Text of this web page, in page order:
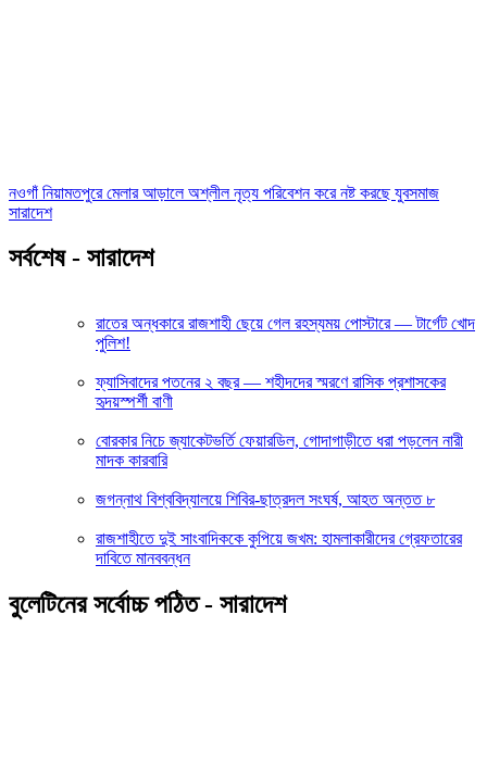
নওগাঁ নিয়ামতপুরে মেলার আড়ালে অশ্লীল নৃত্য পরিবেশন করে নষ্ট করছে যুবসমাজ
সারাদেশ
সর্বশেষ - সারাদেশ
রাতের অন্ধকারে রাজশাহী ছেয়ে গেল রহস্যময় পোস্টারে — টার্গেট খোদ
পুলিশ!
ফ্যাসিবাদের পতনের ২ বছর — শহীদদের স্মরণে রাসিক প্রশাসকের
হৃদয়স্পর্শী বাণী
বোরকার নিচে জ্যাকেটভর্তি ফেয়ারডিল, গোদাগাড়ীতে ধরা পড়লেন নারী
মাদক কারবারি
জগন্নাথ বিশ্ববিদ্যালয়ে শিবির-ছাত্রদল সংঘর্ষ, আহত অন্তত ৮
রাজশাহীতে দুই সাংবাদিককে কুপিয়ে জখম: হামলাকারীদের গ্রেফতারের
দাবিতে মানববন্ধন
বুলেটিনের সর্বোচ্চ পঠিত - সারাদেশ